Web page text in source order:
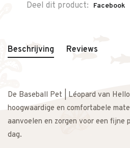
Deel dit product: Facebook
Beschrijving Reviews
De Baseball Pet | Léopard van
hoogwaardige en comfortabele
aanvoelen en zorgen voor een fijne
dag.